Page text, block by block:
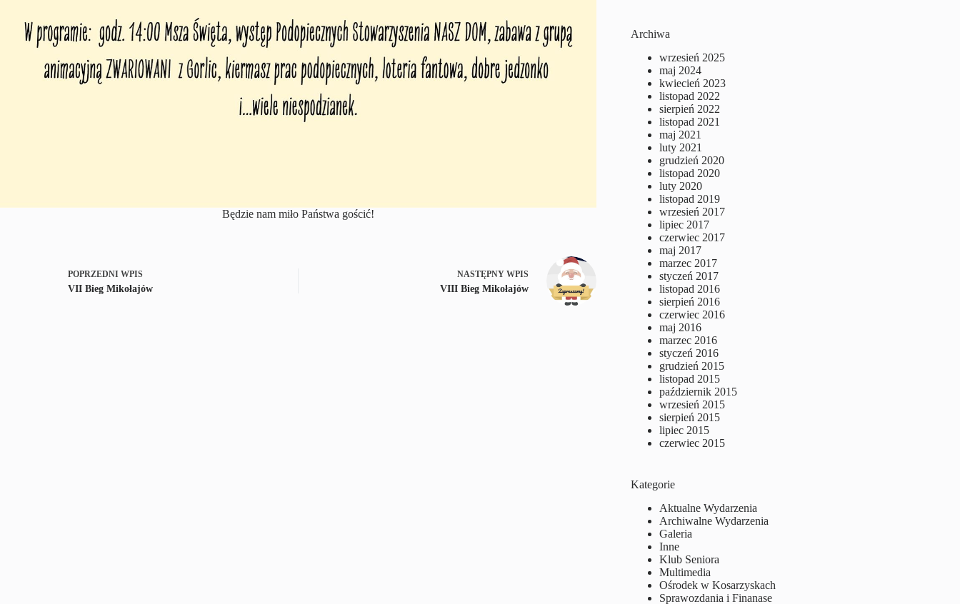
Będzie nam miło Państwa gościć!
POPRZEDNI WPIS
VII Bieg Mikołajów
NASTĘPNY WPIS
VIII Bieg Mikołajów
Archiwa
wrzesień 2025
maj 2024
kwiecień 2023
listopad 2022
sierpień 2022
listopad 2021
maj 2021
luty 2021
grudzień 2020
listopad 2020
luty 2020
listopad 2019
wrzesień 2017
lipiec 2017
czerwiec 2017
maj 2017
marzec 2017
styczeń 2017
listopad 2016
sierpień 2016
czerwiec 2016
maj 2016
marzec 2016
styczeń 2016
grudzień 2015
listopad 2015
październik 2015
wrzesień 2015
sierpień 2015
lipiec 2015
czerwiec 2015
Kategorie
Aktualne Wydarzenia
Archiwalne Wydarzenia
Galeria
Inne
Klub Seniora
Multimedia
Ośrodek w Kosarzyskach
Sprawozdania i Finanase